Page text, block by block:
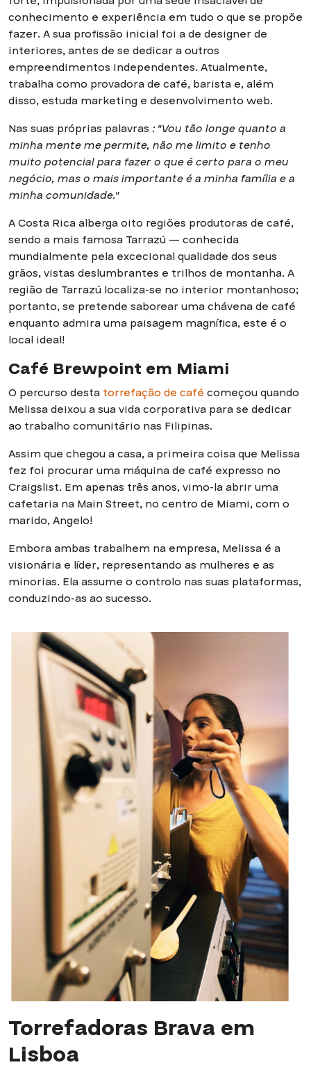
conhecimento e experiência em tudo o que se propõe
fazer. A sua profissão inicial foi a de designer de
interiores, antes de se dedicar a outros
empreendimentos independentes. Atualmente,
trabalha como provadora de café, barista e, além
disso, estuda marketing e desenvolvimento web.
Nas suas próprias palavras : "Vou tão longe quanto a
minha mente me permite, não me limito e tenho
muito potencial para fazer o que é certo para o meu
negócio, mas o mais importante é a minha família e a
minha comunidade."
A Costa Rica alberga oito regiões produtoras de café,
sendo a mais famosa Tarrazú — conhecida
mundialmente pela excecional qualidade dos seus
grãos, vistas deslumbrantes e trilhos de montanha. A
região de Tarrazú localiza-se no interior montanhoso;
portanto, se pretende saborear uma chávena de café
enquanto admira uma paisagem magnífica, este é o
local ideal!
Café Brewpoint em Miami
O percurso desta torrefação de café começou quando
Melissa deixou a sua vida corporativa para se dedicar
ao trabalho comunitário nas Filipinas.
Assim que chegou a casa, a primeira coisa que Melissa
fez foi procurar uma máquina de café expresso no
Craigslist. Em apenas três anos, vimo-la abrir uma
cafetaria na Main Street, no centro de Miami, com o
marido, Angelo!
Embora ambas trabalhem na empresa, Melissa é a
visionária e líder, representando as mulheres e as
minorias. Ela assume o controlo nas suas plataformas,
conduzindo-as ao sucesso.
Torrefadoras Brava em
Lisboa